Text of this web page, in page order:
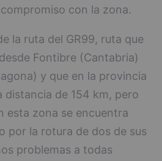
con la zona.
la ruta del GR99, ruta que
Fontibre (Cantabria)
y que en la provincia
distancia de 154 km, pero
esta zona se encuentra
por la rotura de dos de sus
problemas a todas